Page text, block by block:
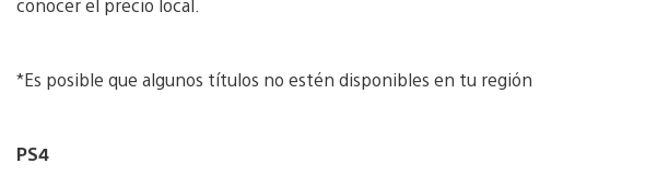
conocer el precio local.
*Es posible que algunos títulos no estén disponibles en tu región
PS4